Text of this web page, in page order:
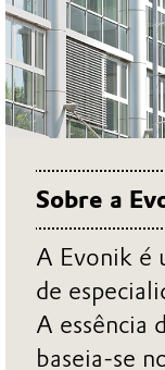
Sobre a
A Evonik é
de
A essência
baseia-se